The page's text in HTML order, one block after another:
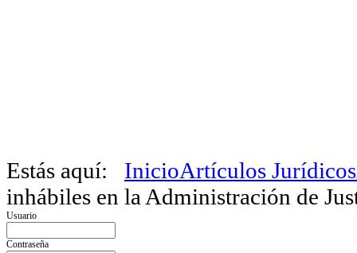
Estás aquí: InicioArtículos Jurídicos
inhábiles en la Administración de
Usuario
Contraseña